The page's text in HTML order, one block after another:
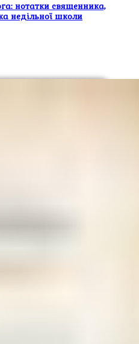
нотатки священника,
недільної школи